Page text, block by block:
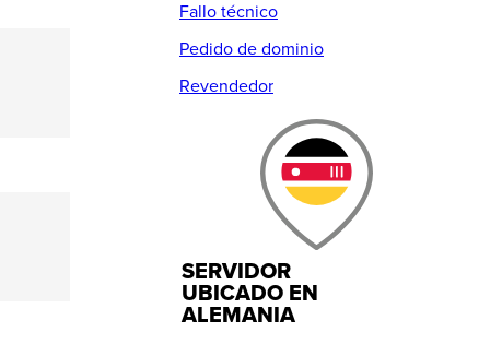
Fallo técnico
Pedido de dominio
Revendedor
SERVIDOR
UBICADO EN
ALEMANIA